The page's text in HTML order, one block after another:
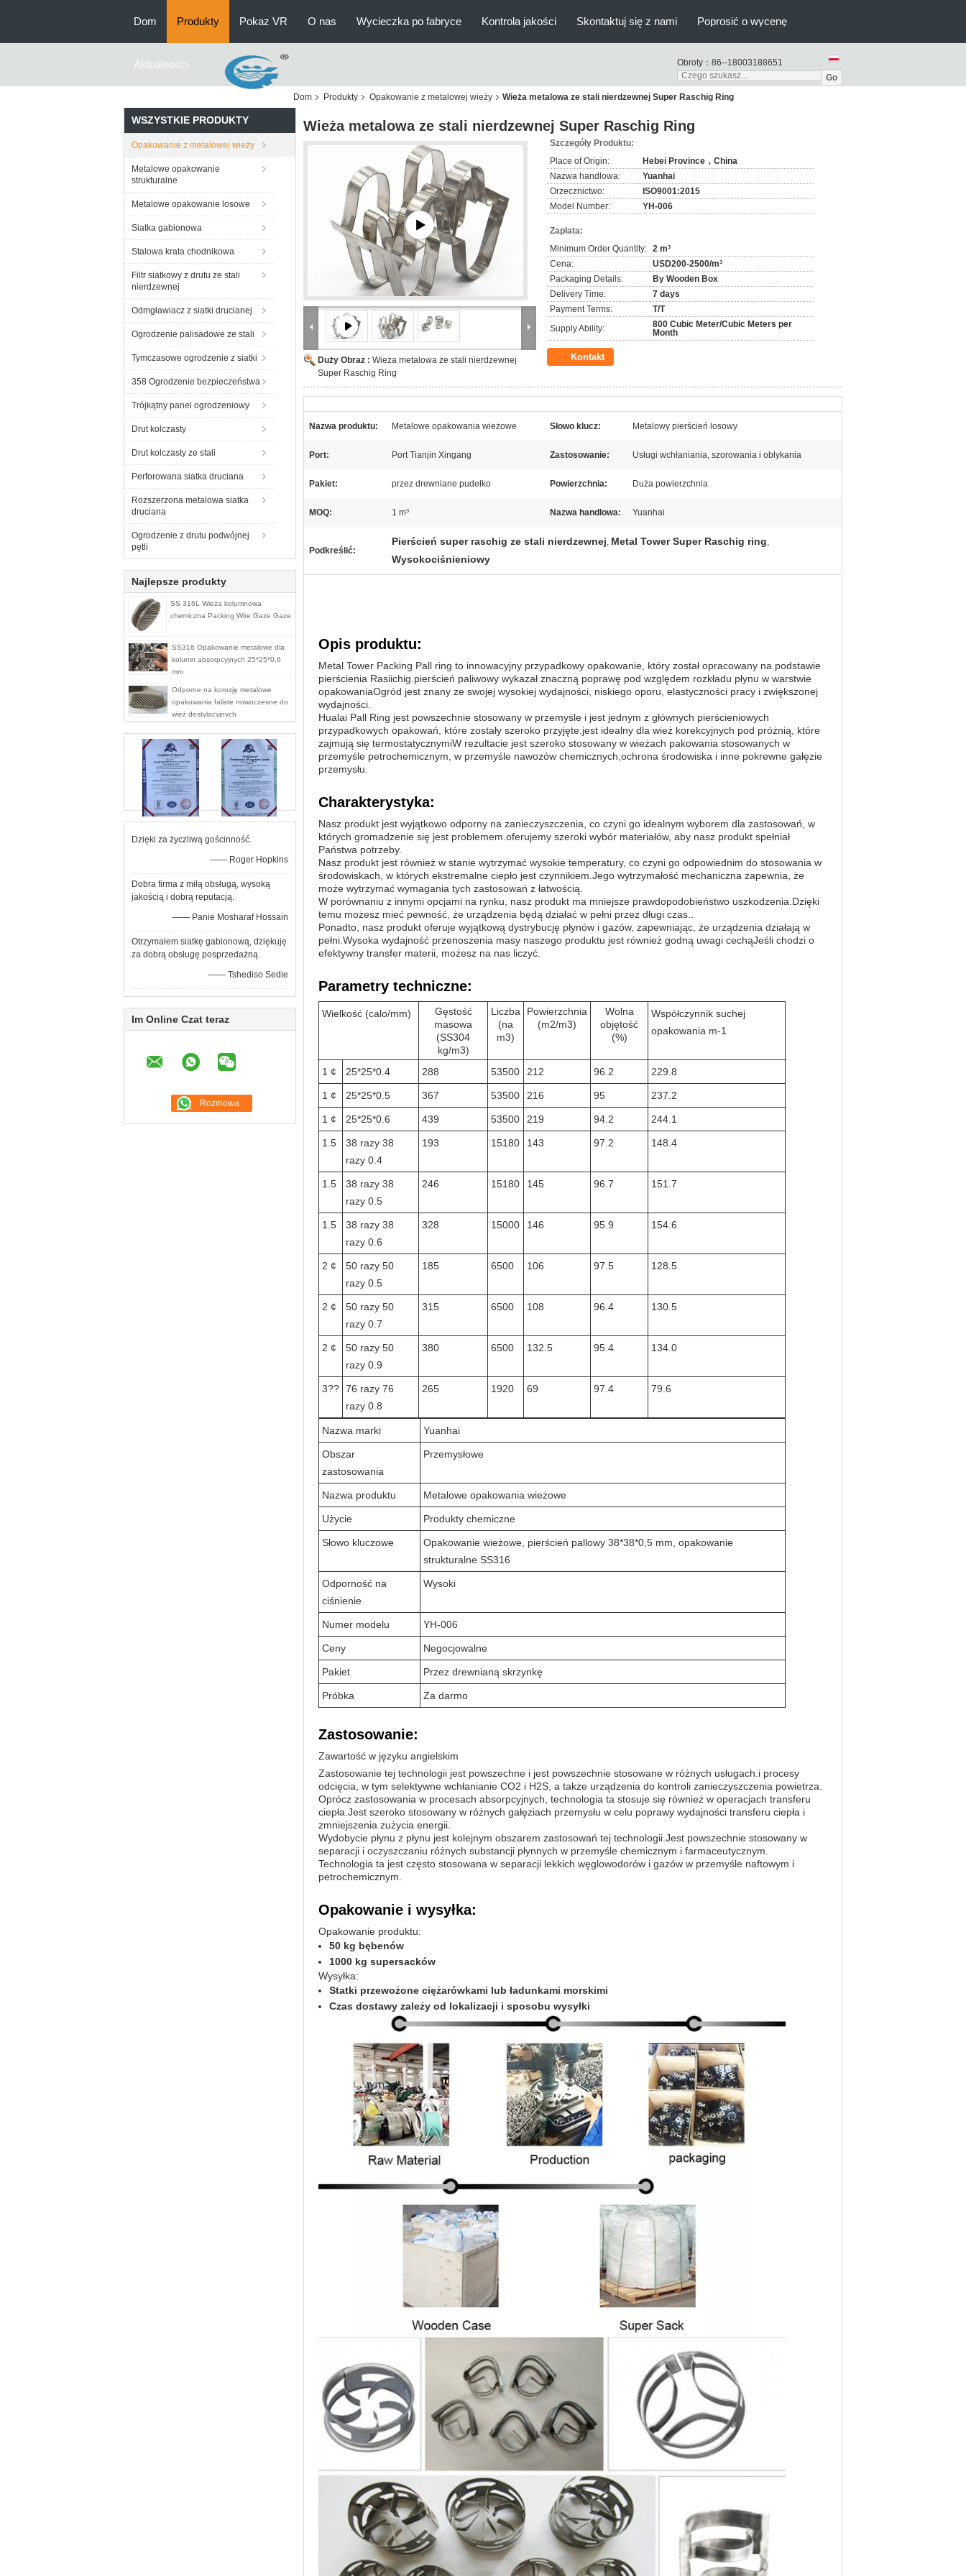
Dom Produkty Pokaz VR O nas Wycieczka po fabryce Kontrola jakości Skontaktuj się z nami Poprosić o wycenę
Aktualności Obroty： 86--18003188651
Go
Dom
Produkty Opakowanie z metalowej wieży Wieża metalowa ze stali nierdzewnej Super Raschig Ring
WSZYSTKIE PRODUKTY
Opakowanie z metalowej wieży
Metalowe opakowanie
strukturalne
Metalowe opakowanie losowe
Siatka gabionowa
Stalowa krata chodnikowa
Filtr siatkowy z drutu ze stali
nierdzewnej
Odmgławiacz z siatki drucianej
Ogrodzenie palisadowe ze stali
Tymczasowe ogrodzenie z siatki
358 Ogrodzenie bezpieczeństwa
Trójkątny panel ogrodzeniowy
Drut kolczasty
Drut kolczasty ze stali
Perforowana siatka druciana
Rozszerzona metalowa siatka
druciana
Ogrodzenie z drutu podwójnej
pętli
Najlepsze produkty
SS 316L Wieża kolumnowa
chemiczna Packing Wire Gaze Gaze
SS316 Opakowanie metalowe dla
kolumn absorpcyjnych 25*25*0,6
mm
Odporne na korozję metalowe
opakowania faliste nowoczesne do
wież destylacyjnych
Dzięki za życzliwą gościnność.
—— Roger Hopkins
Dobra firma z miłą obsługą, wysoką
jakością i dobrą reputacją.
—— Panie Mosharaf Hossain
Otrzymałem siatkę gabionową, dziękuję
za dobrą obsługę posprzedażną.
—— Tshediso Sedie
Im Online Czat teraz
Wieża metalowa ze stali nierdzewnej Super Raschig Ring
Duży Obraz : Wieża metalowa ze stali nierdzewnej
Super Raschig Ring
Szczegóły Produktu:
Place of Origin:
Hebei Province，China
Nazwa handlowa:
Yuanhai
Orzecznictwo:
ISO9001:2015
Model Number:
YH-006
Zapłata:
Minimum Order Quantity: 2 m³
Cena:
USD200-2500/m³
Packaging Details:
By Wooden Box
Delivery Time:
7 days
Payment Terms:
T/T
Supply Ability:
800 Cubic Meter/Cubic Meters per
Month
Kontakt
Nazwa produktu: Metalowe opakowania wieżowe Słowo klucz: Metalowy pierścień losowy
Port: Port Tianjin Xingang Zastosowanie: Usługi wchłaniania, szorowania i oblykania
Pakiet: przez drewniane pudełko Powierzchnia: Duża powierzchnia
MOQ: 1 m³ Nazwa handlowa: Yuanhai
Podkreślić:
Pierścień super raschig ze stali nierdzewnej, Metal Tower Super Raschig ring,
Wysokociśnieniowy
Opis produktu:
Metal Tower Packing Pall ring to innowacyjny przypadkowy opakowanie, który został opracowany na podstawie
pierścienia Rasiichig.pierścień paliwowy wykazał znaczną poprawę pod względem rozkładu płynu w warstwie
opakowaniaOgród jest znany ze swojej wysokiej wydajności, niskiego oporu, elastyczności pracy i zwiększonej
wydajności.
Hualai Pall Ring jest powszechnie stosowany w przemyśle i jest jednym z głównych pierścieniowych
przypadkowych opakowań, które zostały szeroko przyjęte.jest idealny dla wież korekcyjnych pod próżnią, które
zajmują się termostatycznymiW rezultacie jest szeroko stosowany w wieżach pakowania stosowanych w
przemyśle petrochemicznym, w przemyśle nawozów chemicznych,ochrona środowiska i inne pokrewne gałęzie
przemysłu.
Charakterystyka:
Nasz produkt jest wyjątkowo odporny na zanieczyszczenia, co czyni go idealnym wyborem dla zastosowań, w
których gromadzenie się jest problemem.oferujemy szeroki wybór materiałów, aby nasz produkt spełniał
Państwa potrzeby.
Nasz produkt jest również w stanie wytrzymać wysokie temperatury, co czyni go odpowiednim do stosowania w
środowiskach, w których ekstremalne ciepło jest czynnikiem.Jego wytrzymałość mechaniczna zapewnia, że
może wytrzymać wymagania tych zastosowań z łatwością.
W porównaniu z innymi opcjami na rynku, nasz produkt ma mniejsze prawdopodobieństwo uszkodzenia.Dzięki
temu możesz mieć pewność, że urządzenia będą działać w pełni przez długi czas..
Ponadto, nasz produkt oferuje wyjątkową dystrybucję płynów i gazów, zapewniając, że urządzenia działają w
pełni.Wysoka wydajność przenoszenia masy naszego produktu jest również godną uwagi cechąJeśli chodzi o
efektywny transfer materii, możesz na nas liczyć.
Parametry techniczne:
Wielkość (calo/mm)
Gęstość
masowa
(SS304
kg/m3)
Liczba
(na
m3)
Powierzchnia
(m2/m3)
Wolna
objętość
(%)
Współczynnik suchej
opakowania m-1
1 ¢ 25*25*0.4 288 53500 212 96.2 229.8
1 ¢ 25*25*0.5 367 53500 216 95 237.2
1 ¢ 25*25*0.6 439 53500 219 94.2 244.1
1.5
38 razy 38
razy 0.4
193 15180 143 97.2 148.4
1.5
38 razy 38
razy 0.5
246 15180 145 96.7 151.7
1.5
38 razy 38
razy 0.6
328 15000 146 95.9 154.6
2 ¢
50 razy 50
razy 0.5
185 6500 106 97.5 128.5
2 ¢
50 razy 50
razy 0.7
315 6500 108 96.4 130.5
2 ¢
50 razy 50
razy 0.9
380 6500 132.5 95.4 134.0
3?? 76 razy 76
razy 0.8
265 1920 69 97.4 79.6
Nazwa marki Yuanhai
Obszar
zastosowania
Przemysłowe
Nazwa produktu Metalowe opakowania wieżowe
Użycie Produkty chemiczne
Słowo kluczowe
Opakowanie wieżowe, pierścień pallowy 38*38*0,5 mm, opakowanie
strukturalne SS316
Odporność na
ciśnienie
Wysoki
Numer modelu YH-006
Ceny Negocjowalne
Pakiet Przez drewnianą skrzynkę
Próbka Za darmo
Zastosowanie:
Zawartość w języku angielskim
Zastosowanie tej technologii jest powszechne i jest powszechnie stosowane w różnych usługach.i procesy
odcięcia, w tym selektywne wchłanianie CO2 i H2S, a także urządzenia do kontroli zanieczyszczenia powietrza.
Oprócz zastosowania w procesach absorpcyjnych, technologia ta stosuje się również w operacjach transferu
ciepła.Jest szeroko stosowany w różnych gałęziach przemysłu w celu poprawy wydajności transferu ciepła i
zmniejszenia zużycia energii.
Wydobycie płynu z płynu jest kolejnym obszarem zastosowań tej technologii.Jest powszechnie stosowany w
separacji i oczyszczaniu różnych substancji płynnych w przemyśle chemicznym i farmaceutycznym.
Technologia ta jest często stosowana w separacji lekkich węglowodorów i gazów w przemyśle naftowym i
petrochemicznym.
Opakowanie i wysyłka:
Opakowanie produktu:
50 kg bębenów
1000 kg supersacków
Wysyłka:
Statki przewożone ciężarówkami lub ładunkami morskimi
Czas dostawy zależy od lokalizacji i sposobu wysyłki